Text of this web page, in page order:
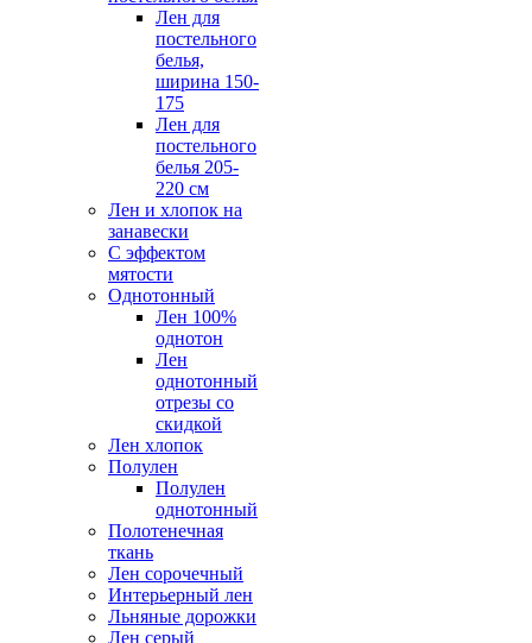
Лен для
постельного
белья,
ширина 150-
175
Лен для
постельного
белья 205-
220 см
Лен и хлопок на
занавески
С эффектом
мятости
Однотонный
Лен 100%
однотон
Лен
однотонный
отрезы со
скидкой
Лен хлопок
Полулен
Полулен
однотонный
Полотенечная
ткань
Лен сорочечный
Интерьерный лен
Льняные дорожки
Лен серый